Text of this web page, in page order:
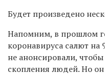
Будет произведено
Напомним, в прошлом
коронавируса салют на
не анонсировали,
скопления людей. Но он